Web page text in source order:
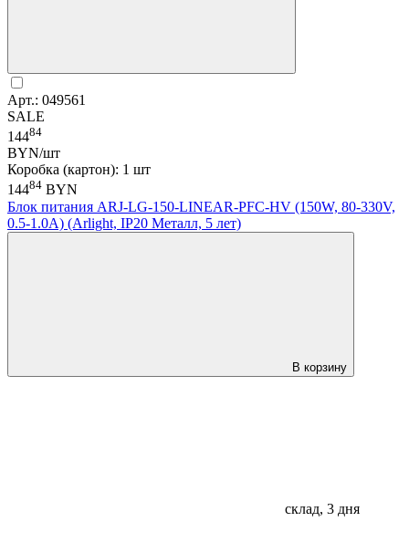
Арт.: 049561
SALE
14484
BYN/шт
Коробка (картон): 1 шт
14484 BYN
Блок питания ARJ-LG-150-LINEAR-PFC-HV (150W, 80-330V,
0.5-1.0A) (Arlight, IP20 Металл, 5 лет)
В корзину
склад, 3 дня